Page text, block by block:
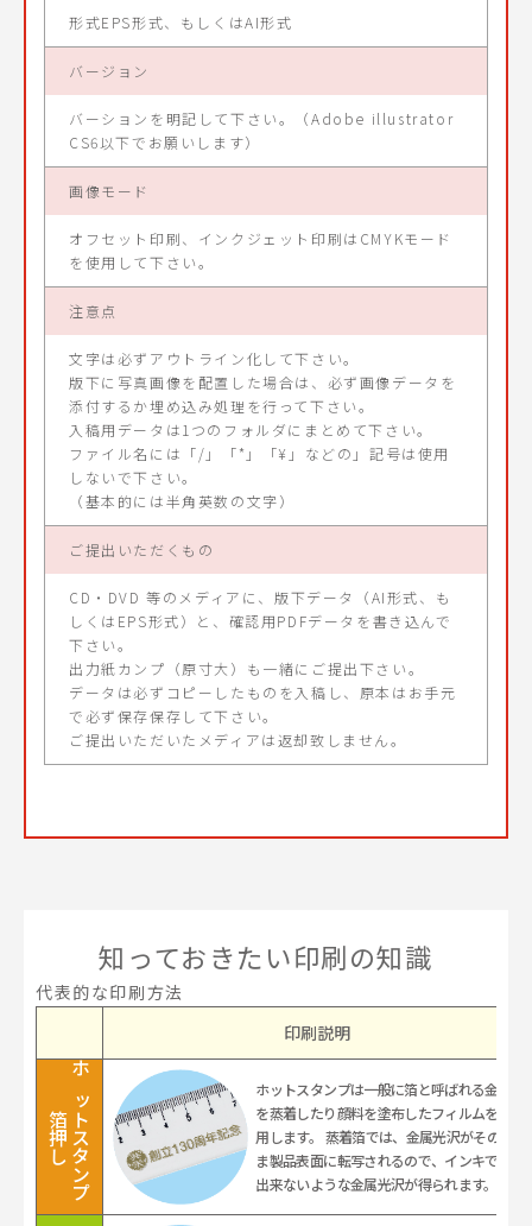
形式EPS形式、もしくはAI形式
バージョン
バーションを明記して下さい。（Adobe illustrator
CS6以下でお願いします）
画像モード
オフセット印刷、インクジェット印刷はCMYKモード
を使用して下さい。
注意点
文字は必ずアウトライン化して下さい。
版下に写真画像を配置した場合は、必ず画像データを
添付するか埋め込み処理を行って下さい。
入稿用データは1つのフォルダにまとめて下さい。
ファイル名には「/」「*」「¥」などの」記号は使用
しないで下さい。
（基本的には半角英数の文字）
ご提出いただくもの
CD・DVD 等のメディアに、版下データ（AI形式、も
しくはEPS形式）と、確認用PDFデータを書き込んで
下さい。
出力紙カンプ（原寸大）も一緒にご提出下さい。
データは必ずコピーしたものを入稿し、原本はお手元
で必ず保存保存して下さい。
ご提出いただいたメディアは返却致しません。
知っておきたい印刷の知識
代表的な印刷方法
印刷説明
ホットスタンプ
箔押し
ホットスタンプは一般に箔と呼ばれる金属
を蒸着したり顔料を塗布したフィルムを使
用します。 蒸着箔では、金属光沢がそのま
ま製品表面に転写されるので、インキでは
出来ないような金属光沢が得られます。